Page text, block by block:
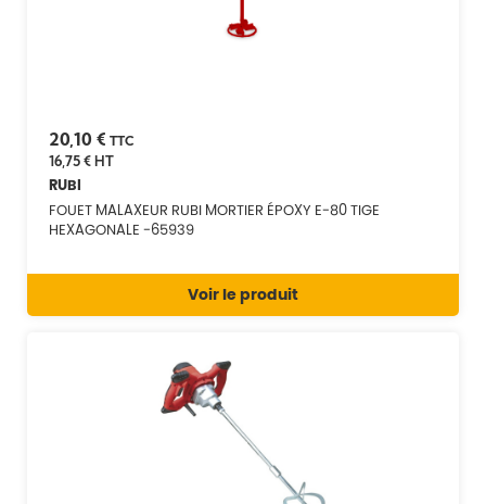
20,10 € TTC
16,75 €HT
RUBI
FOUET MALAXEUR RUBI MORTIER ÉPOXY E-80 TIGE
HEXAGONALE -65939
Voir le produit